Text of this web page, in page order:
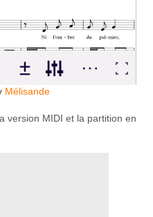
Mélisande
version MIDI et la partition en